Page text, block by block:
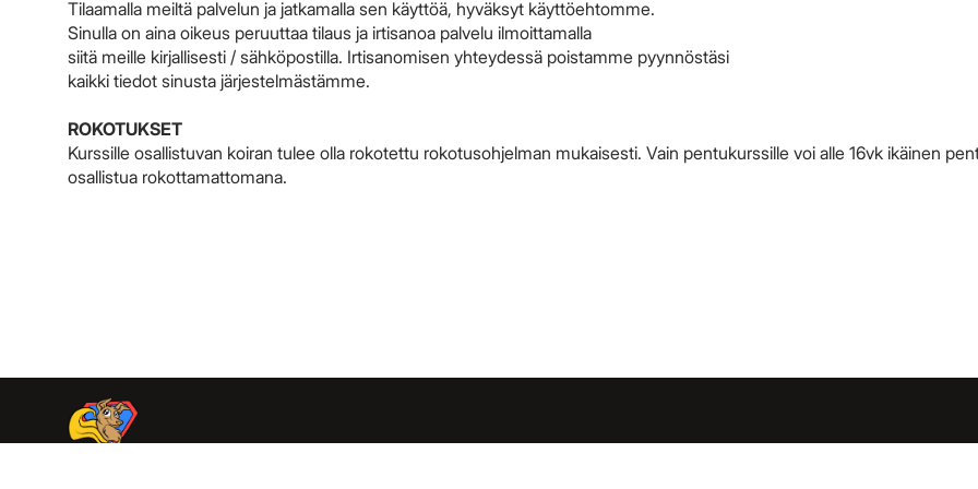
Tilaamalla meiltä palvelun ja jatkamalla sen käyttöä, hyväksyt käyttöehtomme.
Sinulla on aina oikeus peruuttaa tilaus ja irtisanoa palvelu ilmoittamalla
siitä meille kirjallisesti / sähköpostilla. Irtisanomisen yhteydessä poistamme pyynnöstäsi
kaikki tiedot sinusta järjestelmästämme.
ROKOTUKSET
Kurssille osallistuvan koiran tulee olla rokotettu rokotusohjelman mukaisesti. Vain pentukurssille voi alle 16vk ikäinen
osallistua rokottamattomana.